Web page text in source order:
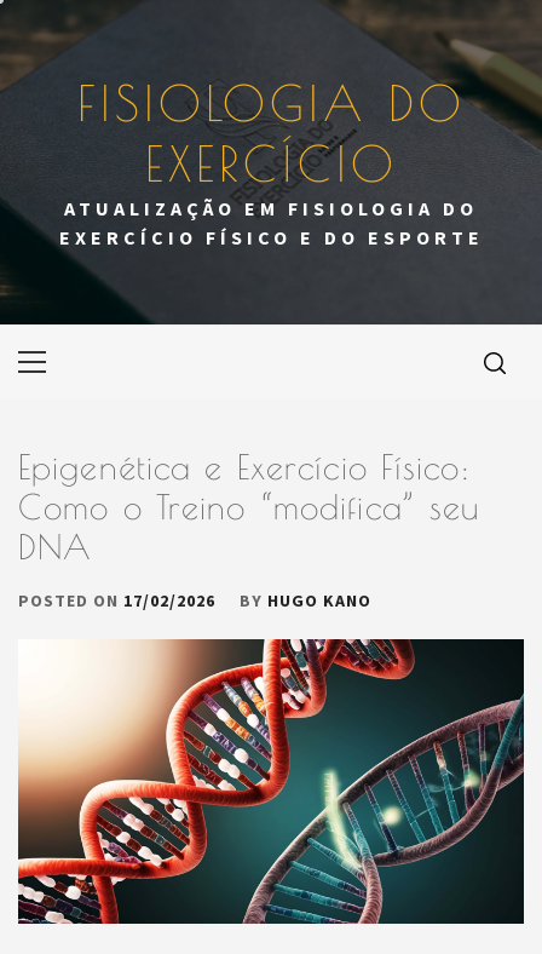
to
content
FISIOLOGIA DO
EXERCÍCIO
ATUALIZAÇÃO EM FISIOLOGIA DO
EXERCÍCIO FÍSICO E DO ESPORTE
Primary
Epigenética e Exercício Físico:
Como o Treino “modifica” seu
DNA
POSTED ON 17/02/2026 BY HUGO KANO